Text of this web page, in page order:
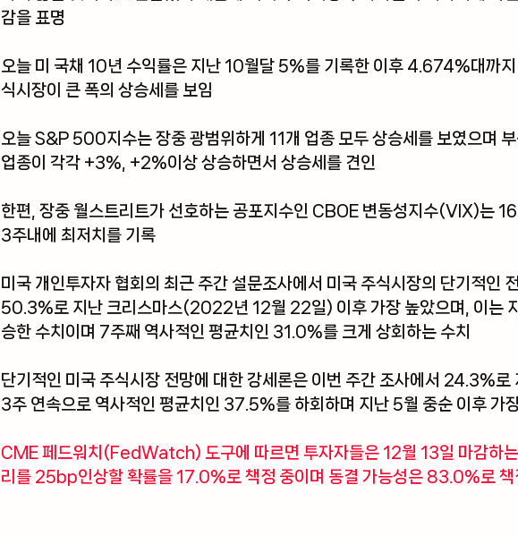
감을 표명
오늘 미 국채 10년 수익률은 지난 10월달 5%를 기록한 이후 4.674%대까지
식시장이 큰 폭의 상승세를 보임
오늘 S&P 500지수는 장중 광범위하게 11개 업종 모두 상승세를 보였으며 부
업종이 각각 +3%, +2%이상 상승하면서 상승세를 견인
한편, 장중 월스트리트가 선호하는 공포지수인 CBOE 변동성지수(VIX)는
3주내에 최저치를 기록
미국 개인투자자 협회의 최근 주간 설문조사에서 미국 주식시장의 단기적인
50.3%로 지난 크리스마스(2022년 12월 22일) 이후 가장 높았으며, 이는
승한 수치이며 7주째 역사적인 평균치인 31.0%를 크게 상회하는 수치
단기적인 미국 주식시장 전망에 대한 강세론은 이번 주간 조사에서 24.3%
3주 연속으로 역사적인 평균치인 37.5%를 하회하며 지난 5월 중순 이후 가
CME 페드워치(FedWatch) 도구에 따르면 투자자들은 12월 13일 마감하
리를 25bp인상할 확률을 17.0%로 책정 중이며 동결 가능성은 83.0%로 책